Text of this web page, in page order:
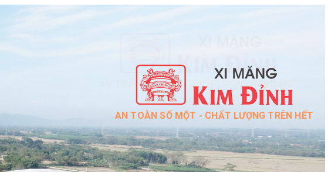
AN TOÀN SỐ MỘT - CHẤT LƯỢNG TRÊN HẾT